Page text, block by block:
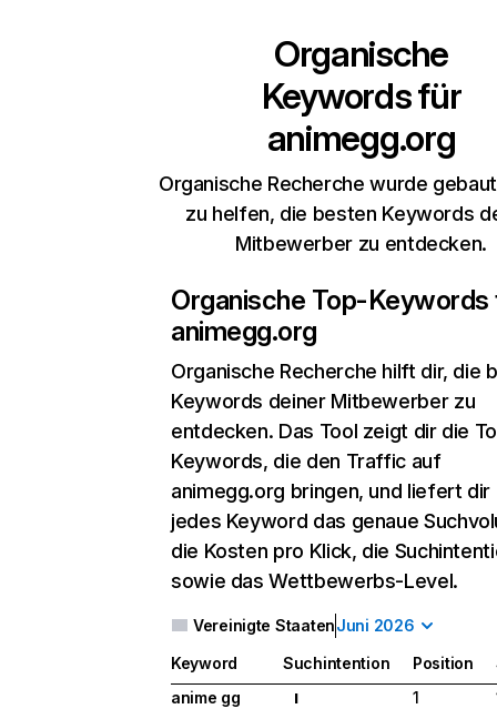
Organische
Keywords für
animegg.org
Organische Recherche wurde
zu helfen, die besten Keywords
Mitbewerber zu entdecken.
Organische Top-Keywords
animegg.org
Organische Recherche hilft dir, die
Keywords deiner Mitbewerber zu
entdecken. Das Tool zeigt dir die
Keywords, die den Traffic auf
animegg.org bringen, und liefert dir
jedes Keyword das genaue
die Kosten pro Klick, die
sowie das Wettbewerbs-Level.
Vereinigte StaatenJuni 2026
Keyword Suchintention Position
anime gg
I 1